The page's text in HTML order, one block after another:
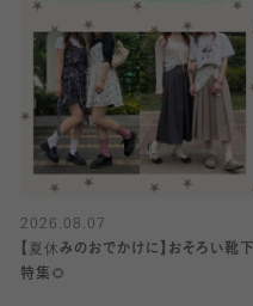
2026.08.07
【夏休みのおでかけに】おそろい靴下
特集🌻